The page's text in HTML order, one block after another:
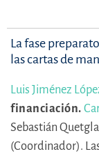
La fase
las cartas de
Luis Jiménez
financiación.
Sebastián
(Coordinador).